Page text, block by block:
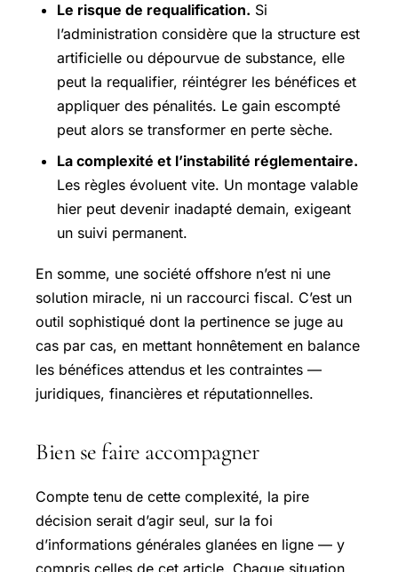
Le risque de requalification. Si
l’administration considère que la structure est
artificielle ou dépourvue de substance, elle
peut la requalifier, réintégrer les bénéfices et
appliquer des pénalités. Le gain escompté
peut alors se transformer en perte sèche.
La complexité et l’instabilité réglementaire.
Les règles évoluent vite. Un montage valable
hier peut devenir inadapté demain, exigeant
un suivi permanent.
En somme, une société offshore n’est ni une
solution miracle, ni un raccourci fiscal. C’est un
outil sophistiqué dont la pertinence se juge au
cas par cas, en mettant honnêtement en balance
les bénéfices attendus et les contraintes —
juridiques, financières et réputationnelles.
Bien se faire accompagner
Compte tenu de cette complexité, la pire
décision serait d’agir seul, sur la foi
d’informations générales glanées en ligne — y